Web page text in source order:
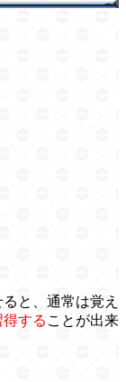
と、通常は覚え
する ことが出来